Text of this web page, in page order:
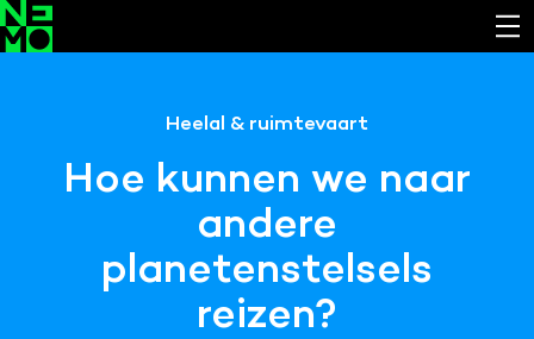
Heelal & ruimtevaart
Hoe kunnen we naar
andere
planetenstelsels
reizen?
Cookies van derde partijen
Noodzakelijk om content van externe bronnen te
Analystische cookies
Analyseert het websitegebruik en helpt de website